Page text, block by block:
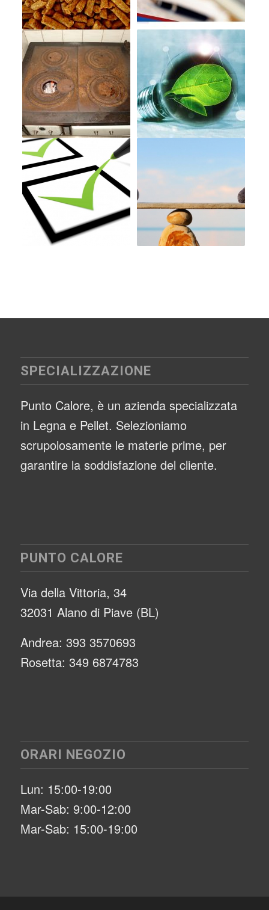
SPECIALIZZAZIONE
Punto Calore, è un azienda specializzata
in Legna e Pellet. Selezioniamo
scrupolosamente le materie prime, per
garantire la soddisfazione del cliente.
PUNTO CALORE
Via della Vittoria, 34
32031 Alano di Piave (BL)
Andrea: 393 3570693
Rosetta: 349 6874783
ORARI NEGOZIO
Lun: 15:00-19:00
Mar-Sab: 9:00-12:00
Mar-Sab: 15:00-19:00